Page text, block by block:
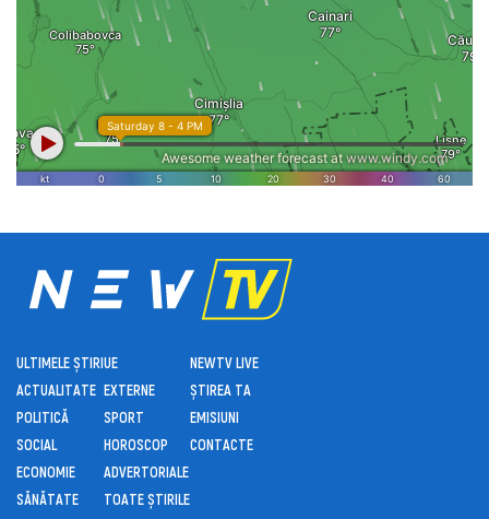
ULTIMELE ȘTIRI
ACTUALITATE
POLITICĂ
SOCIAL
ECONOMIE
SĂNĂTATE
UE
EXTERNE
SPORT
HOROSCOP
ADVERTORIALE
TOATE ȘTIRILE
NEWTV LIVE
ȘTIREA TA
EMISIUNI
CONTACTE